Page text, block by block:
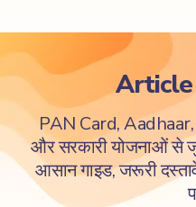
PAN Card,
और सरकारी योजनाओं से
आसान गाइड, जरूरी